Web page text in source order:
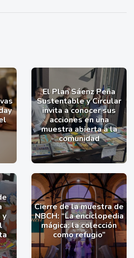
El Plan Sáenz Peña
Sustentable y Circular
invita a conocer sus
acciones en una
muestra abierta a la
comunidad
y
Cierre de la muestra de
NBCH: “La enciclopedia
mágica: la colección
como refugio”